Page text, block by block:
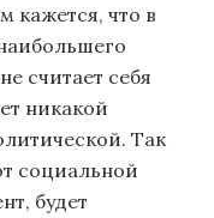
кажется, что в
считает себя
никакой
Так
социальной
будет